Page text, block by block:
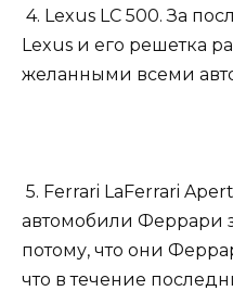
4. Lexus LC 500. За
Lexus и его решетка
желанными всеми
5. Ferrari LaFerrari
автомобили Феррари
потому, что они
что в течение